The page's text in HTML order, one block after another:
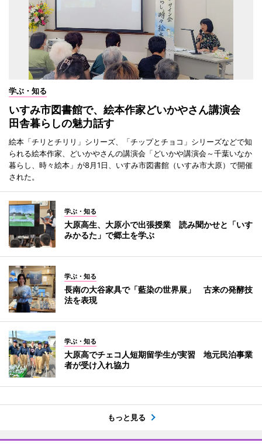
学ぶ・知る
いすみ市図書館で、絵本作家どいかやさん講演会
田舎暮らしの魅力話す
絵本「チリとチリリ」シリーズ、「チップとチョコ」シリーズなどで知
られる絵本作家、どいかやさんの講演会「どいかや講演会～千葉いなか
暮らし、時々絵本」が8月1日、いすみ市図書館（いすみ市大原）で開催
された。
学ぶ・知る
大原高生、大原小で出張授業 読み聞かせと「いす
みかるた」で郷土を学ぶ
学ぶ・知る
長南の大谷家具で「藍染の世界展」 古来の発酵技
法を表現
学ぶ・知る
大原高でチェコ人短期留学生が実習 地元民泊事業
者が受け入れ協力
もっと見る